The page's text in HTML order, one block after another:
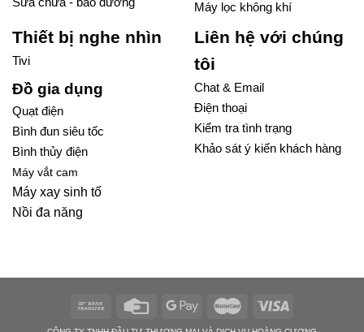
Máy lọc không khí
Thiết bị nghe nhìn
Tivi
Đồ gia dụng
Quạt điện
Bình đun siêu tốc
Bình thủy điện
Máy vắt cam
Máy xay sinh tố
Nồi đa năng
Liên hệ với chúng
tôi
Chat & Email
Điện thoại
Kiểm tra tình trạng
Khảo sát ý kiến khách hàng